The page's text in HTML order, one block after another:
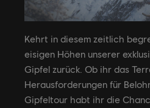
Kehrt in diesem zeitlich
eisigen Höhen unserer
Gipfel zurück. Ob ihr das
Herausforderungen für
Gipfeltour habt ihr die